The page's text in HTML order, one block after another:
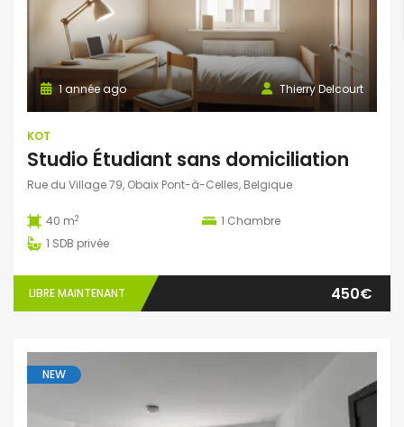
Thierry Delcourt
1 année ago
KOT
Studio Étudiant sans domiciliation
Rue du Village 79, Obaix Pont-à-Celles, Belgique
40 m2 1 Chambre
1 SDB privée
LIBRE MAINTENANT 450€
NEW